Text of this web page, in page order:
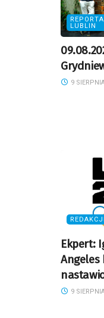
LUBLIN
9
Ekpert:
Angeles
9